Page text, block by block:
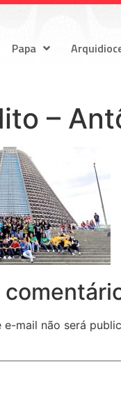
Papa
–
e-mail não será